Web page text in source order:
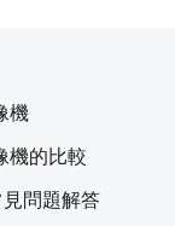
機
機的比較
問題解答